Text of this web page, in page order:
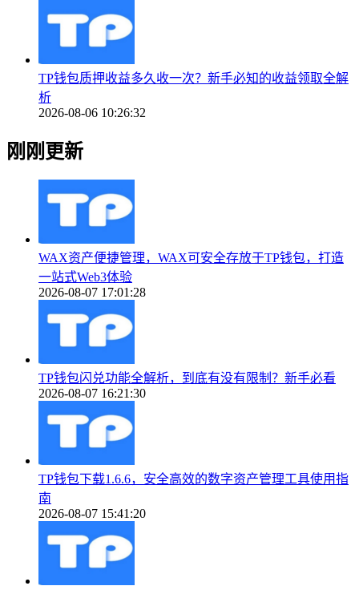
TP钱包质押收益多久收一次？新手必知的收益领取全解
析
2026-08-06 10:26:32
刚刚更新
WAX资产便捷管理，WAX可安全存放于TP钱包，打造
一站式Web3体验
2026-08-07 17:01:28
TP钱包闪兑功能全解析，到底有没有限制？新手必看
2026-08-07 16:21:30
TP钱包下载1.6.6，安全高效的数字资产管理工具使用指
南
2026-08-07 15:41:20